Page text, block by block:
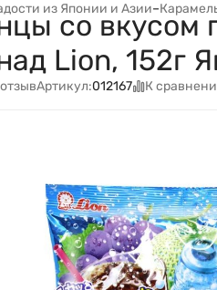
из Японии и Азии–
со вкусом
Lion, 152г
Артикул:012167 К